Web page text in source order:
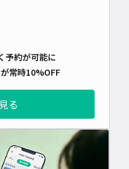
予約が可能に
常時10%OFF
る